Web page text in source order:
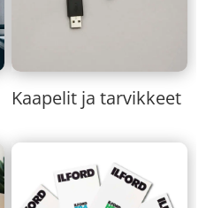
Kaapelit ja tarvikkeet